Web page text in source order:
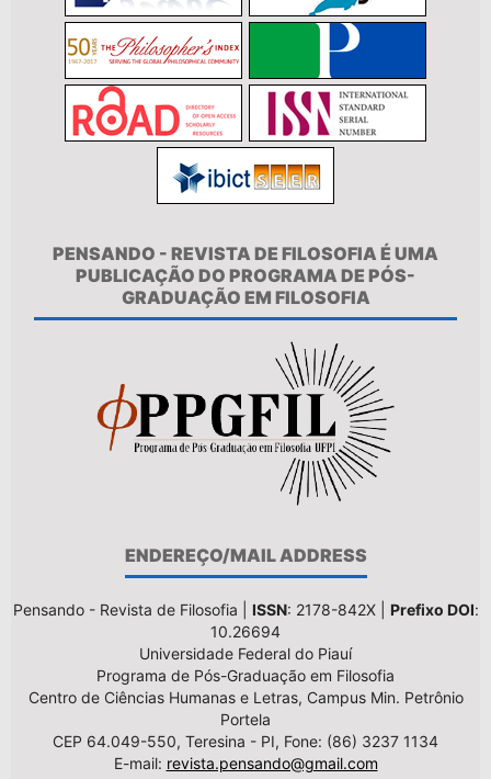
PENSANDO - REVISTA DE FILOSOFIA É UMA
PUBLICAÇÃO DO PROGRAMA DE PÓS-
GRADUAÇÃO EM FILOSOFIA
ENDEREÇO/MAIL ADDRESS
Pensando - Revista de Filosofia | ISSN: 2178-842X | Prefixo DOI:
10.26694
Universidade Federal do Piauí
Programa de Pós-Graduação em Filosofia
Centro de Ciências Humanas e Letras, Campus Min. Petrônio
Portela
CEP 64.049-550, Teresina - PI, Fone: (86) 3237 1134
E-mail: revista.pensando@gmail.com